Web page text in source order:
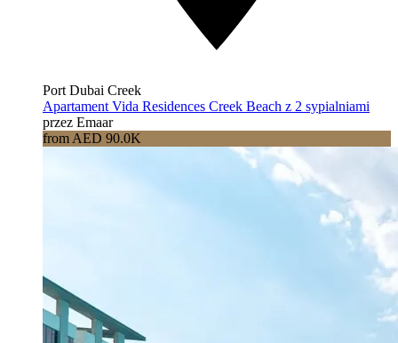
Port Dubai Creek
Apartament Vida Residences Creek Beach z 2 sypialniami
przez Emaar
from AED 90.0K